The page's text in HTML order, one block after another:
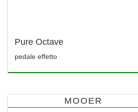
Pure Octave
pedale effetto
MOOER